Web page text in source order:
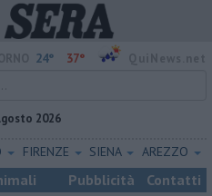
24° 37°
2026
FIRENZE SIENA AREZZO
Pubblicità Contatti